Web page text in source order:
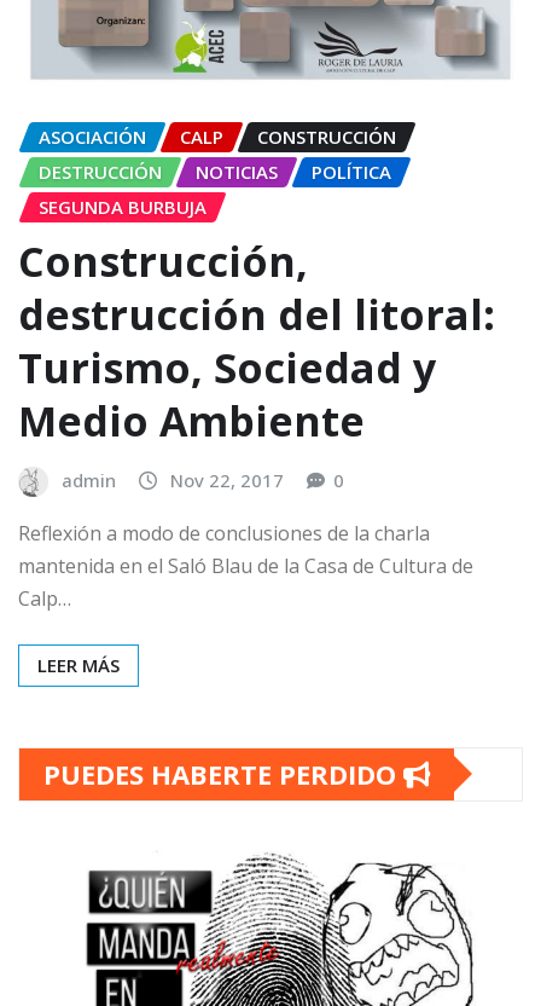
ASOCIACIÓN CALP
CONSTRUCCIÓN
DESTRUCCIÓN
NOTICIAS
POLÍTICA
SEGUNDA BURBUJA
Construcción,
destrucción del litoral:
Turismo, Sociedad y
Medio Ambiente
admin Nov 22, 2017 0
Reflexión a modo de conclusiones de la charla
mantenida en el Saló Blau de la Casa de Cultura de
Calp…
LEER MÁS
PUEDES HABERTE PERDIDO